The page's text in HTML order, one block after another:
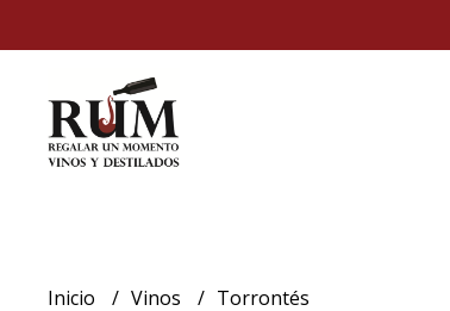
Inicio Vinos Torrontés